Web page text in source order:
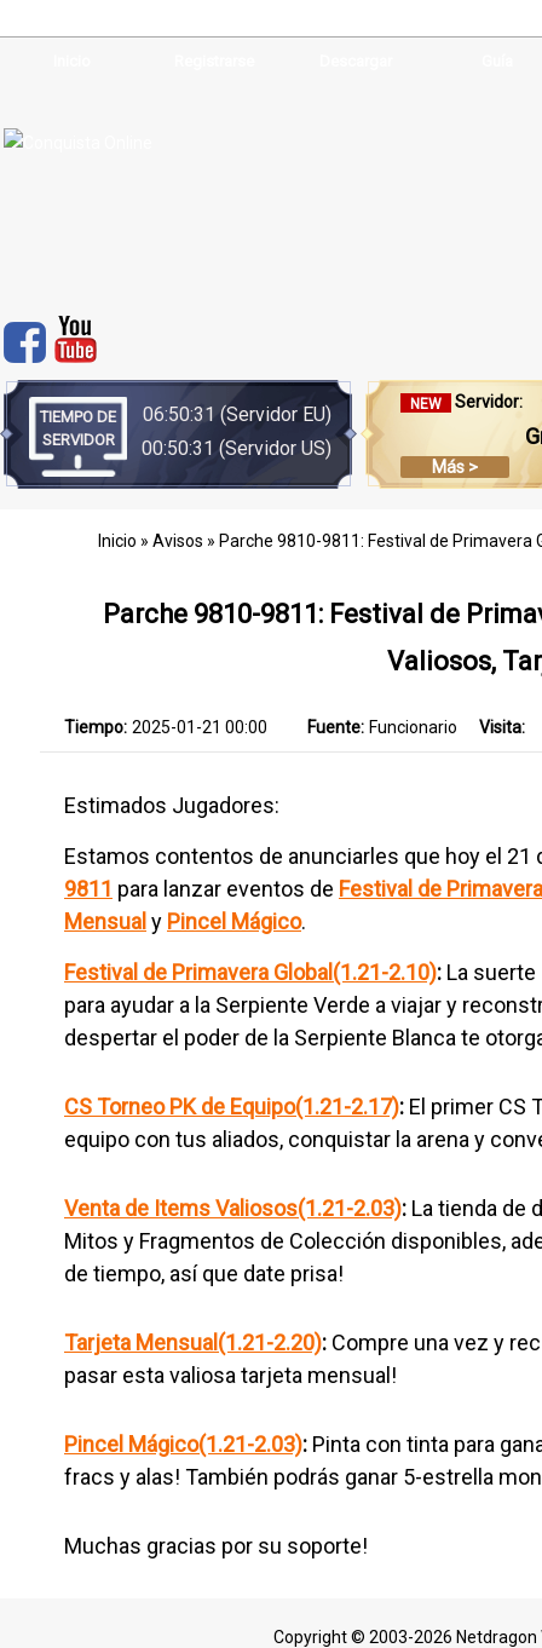
TIEMPO DE
SERVIDOR
06:50:31 (Servidor EU)
00:50:31 (Servidor US)
NEW Servidor:
Más >
Inicio » Avisos » Parche 9810-9811: Festival de Primavera
Parche 9810-9811: Festival de
Valiosos,
Tiempo: 2025-01-21 00:00 Fuente: Funcionario Visita:
Estimados Jugadores:
Estamos contentos de anunciarles que hoy el
9811 para lanzar eventos de Festival de
Mensual y Pincel Mágico.
Festival de Primavera Global(1.21-2.10): La
para ayudar a la Serpiente Verde a viajar y
despertar el poder de la Serpiente Blanca te
CS Torneo PK de Equipo(1.21-2.17): El primer CS
equipo con tus aliados, conquistar la arena y
Venta de Items Valiosos(1.21-2.03): La tienda de
Mitos y Fragmentos de Colección disponibles,
de tiempo, así que date prisa!
Tarjeta Mensual(1.21-2.20): Compre una vez y
pasar esta valiosa tarjeta mensual!
Pincel Mágico(1.21-2.03): Pinta con tinta para
fracs y alas! También podrás ganar 5-estrella
Muchas gracias por su soporte!
Copyright © 2003-2026 Netdragon